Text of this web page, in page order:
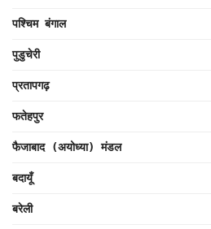
पश्चिम बंगाल
पुडुचेरी
प्रतापगढ़
फतेहपुर
फैजाबाद (अयोध्या) मंडल
बदायूँ
बरेली